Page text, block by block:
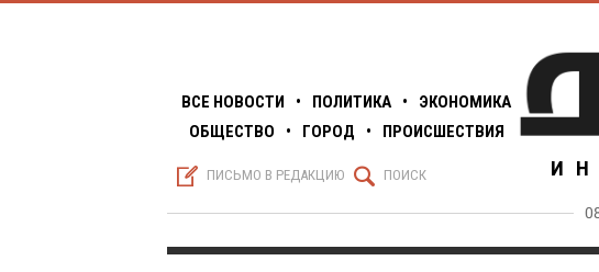
ВСЕ НОВОСТИ • ПОЛИТИКА •
ЭКОНОМИКА
ОБЩЕСТВО
• ГОРОД • ПРОИСШЕСТВИЯ
S ПИСЬМО В РЕДАКЦИЮ Q ПОИСК